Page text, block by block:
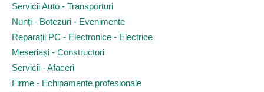
Servicii Auto - Transporturi
Nunți - Botezuri - Evenimente
Reparații PC - Electronice - Electrice
Meseriași - Constructori
Servicii - Afaceri
Firme - Echipamente profesionale